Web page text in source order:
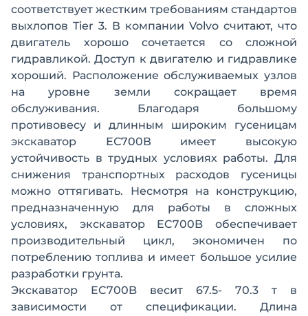
соответствует жестким требованиям стандартов
выхлопов Tier 3. В компании Volvo считают, что
двигатель хорошо сочетается со сложной
гидравликой. Доступ к двигателю и гидравлике
хороший. Расположение обслуживаемых узлов
на уровне земли сокращает время
обслуживания. Благодаря большому
противовесу и длинным широким гусеницам
экскаватор ЕС700В имеет высокую
устойчивость в трудных условиях работы. Для
снижения транспортных расходов гусеницы
можно оттягивать. Несмотря на конструкцию,
предназначенную для работы в сложных
условиях, экскаватор EC700B обеспечивает
производительный цикл, экономичен по
потреблению топлива и имеет большое усилие
разработки грунта.
Экскаватор EC700B весит 67.5- 70.3 т в
зависимости от спецификации. Длина